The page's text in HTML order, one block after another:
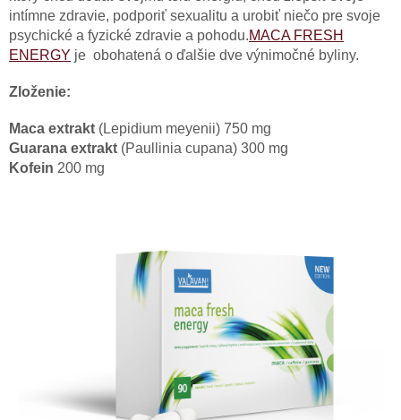
intímne zdravie, podporiť sexualitu a urobiť niečo pre svoje
psychické a fyzické zdravie a pohodu.MACA FRESH
ENERGY je obohatená o ďalšie dve výnimočné byliny.
Zloženie:
Maca extrakt (Lepidium meyenii) 750 mg
Guarana extrakt (Paullinia cupana) 300 mg
Kofein 200 mg